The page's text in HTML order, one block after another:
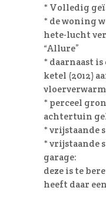
* Volledig
* de woning
hete-lucht
“Allure”
* daarnaast
ketel (2012)
* perceel
achtertuin
* vrijstaande
* vrijstaande
garage:
deze is te
heeft daar